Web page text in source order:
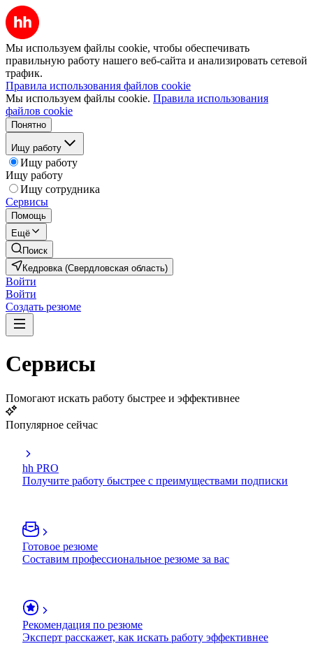
Мы используем файлы cookie, чтобы обеспечивать
правильную работу нашего веб-сайта и анализировать сетевой
трафик.
Правила использования файлов cookie
Мы используем файлы cookie. Правила использования
файлов cookie
Понятно
Ищу работу
Ищу работу
Ищу работу
Ищу сотрудника
Сервисы
Помощь
Ещё
Поиск
Кедровка (Свердловская область)
Войти
Войти
Создать резюме
Сервисы
Помогают искать работу быстрее и эффективнее
Популярное сейчас
hh PRO
Получите работу быстрее с преимуществами подписки
Готовое резюме
Составим профессиональное резюме за вас
Рекомендация по резюме
Эксперт расскажет, как искать работу эффективнее